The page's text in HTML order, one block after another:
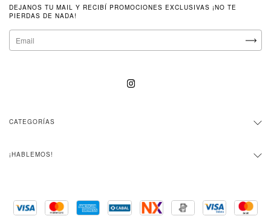
DEJANOS TU MAIL Y RECIBÍ PROMOCIONES EXCLUSIVAS ¡NO TE
PIERDAS DE NADA!
CATEGORÍAS
¡HABLEMOS!